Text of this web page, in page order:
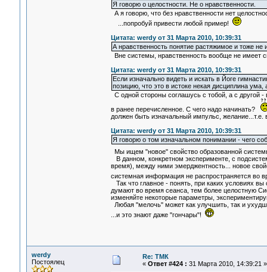
Я говорю о целостности. Не о нравственности.
А я говорю, что без нравственности нет
...попробуй привести любой пример!
Цитата: werdy от 31 Марта 2010, 10:39:31
А нравственность понятие растяжимое и тоже
Вне системы, нравственность вообще не имеет
Цитата: werdy от 31 Марта 2010, 10:39:31
Если изначально видеть и искать в Йоге
позицию, что это в истоке некая дисциплина
С одной стороны соглашусь с тобой, а с другой
в ранее перечисленное. С чего надо начинать?
должен быть изначальный импульс,
Цитата: werdy от 31 Марта 2010, 10:39:31
Я говорю о том изначальном понимании - чего
Мы ищем "новое" свойство образованной
В данном, конкретном эксперименте, с
время), между ними эмерджентность... новое
системная информация не распространяется во
Так что главное - понять, при каких условиях
думают во время сеанса, тем более целостную
изменяйте некоторые параметры,
Любая "мелочь" может как улучшить, так и
...и это знают даже "гончары"!
werdy
Постоялец
Re: ТМК
« Ответ #424 : 31 Марта 2010, 14:39:21 »